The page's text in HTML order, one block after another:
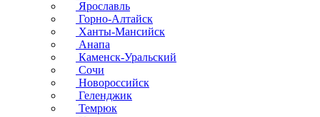
Ярославль
Горно-Алтайск
Ханты-Мансийск
Анапа
Каменск-Уральский
Сочи
Новороссийск
Геленджик
Темрюк